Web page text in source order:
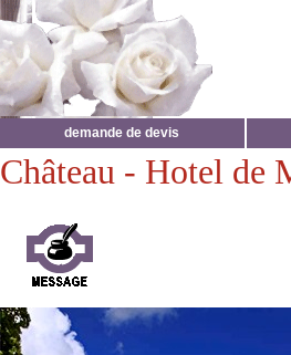
demande de devis
Château - Hotel de